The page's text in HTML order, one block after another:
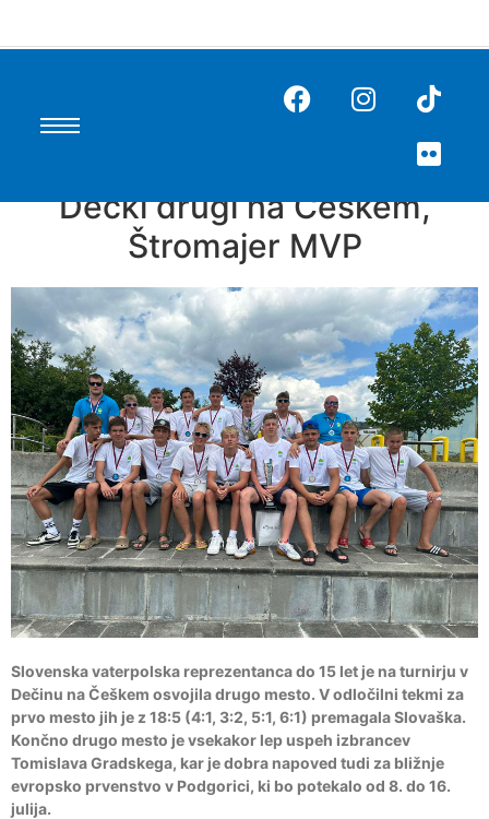
Dečki drugi na Češkem,
Štromajer MVP
Slovenska vaterpolska reprezentanca do 15 let je na turnirju v
Dečinu na Češkem osvojila drugo mesto. V odločilni tekmi za
prvo mesto jih je z 18:5 (4:1, 3:2, 5:1, 6:1) premagala Slovaška.
Končno drugo mesto je vsekakor lep uspeh izbrancev
Tomislava Gradskega, kar je dobra napoved tudi za bližnje
evropsko prvenstvo v Podgorici, ki bo potekalo od 8. do 16.
julija.